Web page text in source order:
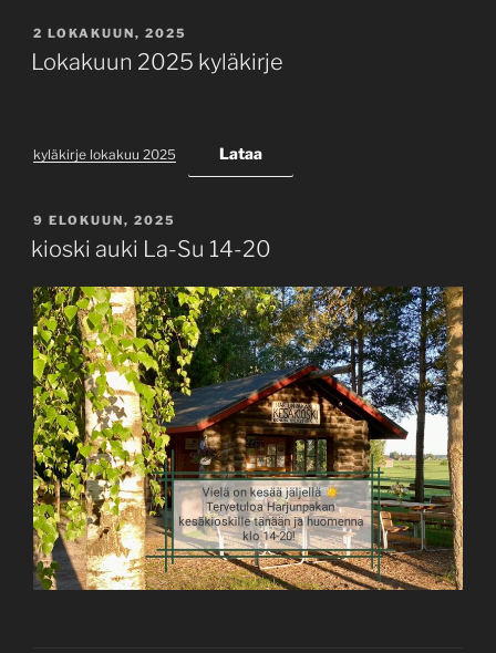
JULKAISTU
2 LOKAKUUN, 2025
Lokakuun 2025 kyläkirje
kyläkirje lokakuu 2025 Lataa
JULKAISTU
9 ELOKUUN, 2025
kioski auki La-Su 14-20